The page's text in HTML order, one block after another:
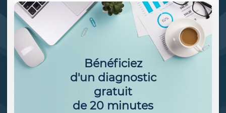
Bénéficiez
d'un diagnostic
gratuit
de 20 minutes